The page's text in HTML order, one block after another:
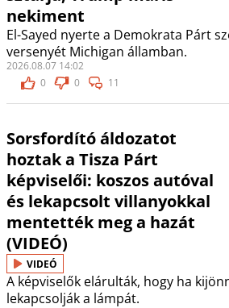
nekiment
El-Sayed nyerte a Demokrata Párt
versenyét Michigan államban.
2026.08.07 14:02
0
0 11
Sorsfordító áldozatot
hoztak a Tisza Párt
képviselői: koszos autóval
és lekapcsolt villanyokkal
mentették meg a hazát
(VIDEÓ)
VIDEÓ
A képviselők elárulták, hogy ha
lekapcsolják a lámpát.